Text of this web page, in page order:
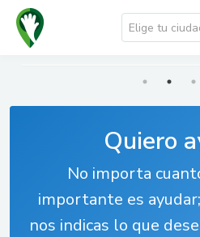
Quiero
No importa
importante es
nos indicas lo que